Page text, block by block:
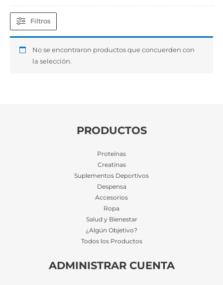
Filtros
No se encontraron productos que concuerden con
la selección.
PRODUCTOS
Proteínas
Creatinas
Suplementos Deportivos
Despensa
Accesorios
Ropa
Salud y Bienestar
¿Algún Objetivo?
Todos los Productos
ADMINISTRAR CUENTA